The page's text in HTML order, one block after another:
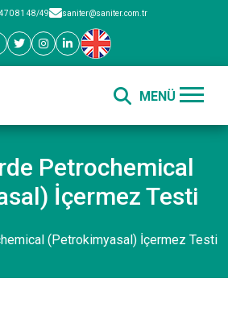
81 48/49 saniter@saniter.com.tr
Petrochemical
İçermez Testi
(Petrokimyasal) İçermez Testi